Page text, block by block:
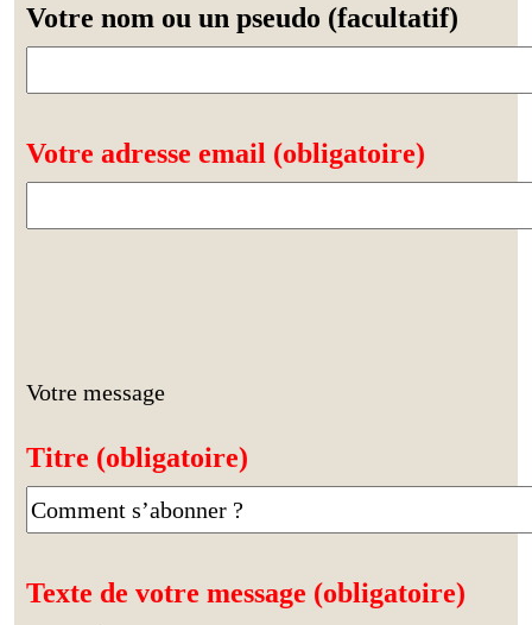
Votre nom ou un pseudo (facultatif)
Votre adresse email (obligatoire)
Votre message
Titre (obligatoire)
Texte de votre message (obligatoire)